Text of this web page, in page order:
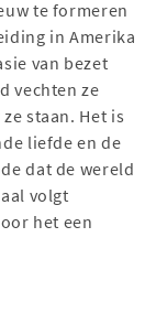
te formeren
in Amerika
van bezet
vechten ze
staan. Het is
liefde en de
dat de wereld
volgt
het een